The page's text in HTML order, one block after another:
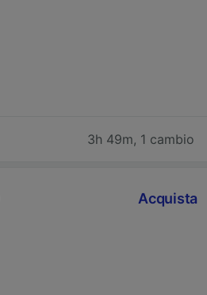
3h 49m, 1 cambio
Acquista